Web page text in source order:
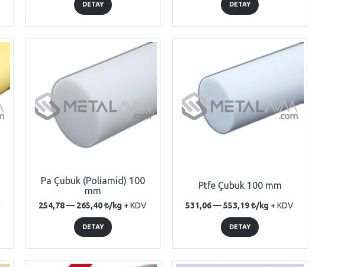
DETAY DETAY
Pa Çubuk (Poliamid) 100
mm
254,78 — 265,40 /kg + KDV
DETAY
Ptfe Çubuk 100 mm
531,06 —553,19 /kg + KDV
DETAY